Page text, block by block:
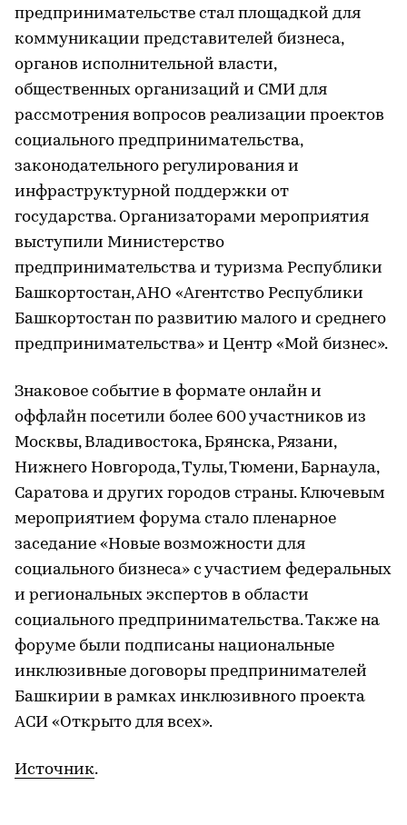
предпринимательстве стал площадкой для
коммуникации представителей бизнеса,
органов исполнительной власти,
общественных организаций и СМИ для
рассмотрения вопросов реализации проектов
социального предпринимательства,
законодательного регулирования и
инфраструктурной поддержки от
государства. Организаторами мероприятия
выступили Министерство
предпринимательства и туризма Республики
Башкортостан, АНО «Агентство Республики
Башкортостан по развитию малого и среднего
предпринимательства» и Центр «Мой бизнес».
Знаковое событие в формате онлайн и
оффлайн посетили более 600 участников из
Москвы, Владивостока, Брянска, Рязани,
Нижнего Новгорода, Тулы, Тюмени, Барнаула,
Саратова и других городов страны. Ключевым
мероприятием форума стало пленарное
заседание «Новые возможности для
социального бизнеса» с участием федеральных
и региональных экспертов в области
социального предпринимательства. Также на
форуме были подписаны национальные
инклюзивные договоры предпринимателей
Башкирии в рамках инклюзивного проекта
АСИ «Открыто для всех».
Источник.